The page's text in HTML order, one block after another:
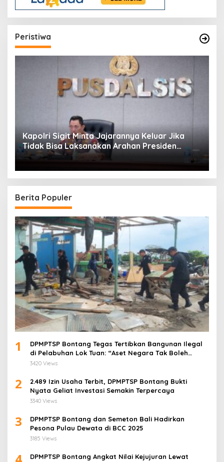
Peristiwa
Kapolri Sigit Minta Jajarannya Keluar Jika
Tidak Bisa Laksanakan Arahan Presiden
Jokowi
Berita Populer
1
DPMPTSP Bontang Tegas Tertibkan Bangunan Ilegal
di Pelabuhan Lok Tuan: “Aset Negara Tak Boleh
Dikuasai!”
3420 Views
2
2.489 Izin Usaha Terbit, DPMPTSP Bontang Bukti
Nyata Geliat Investasi Semakin Terpercaya
3340 Views
3
DPMPTSP Bontang dan Semeton Bali Hadirkan
Pesona Pulau Dewata di BCC 2025
3185 Views
DPMPTSP Bontang Angkat Nilai Kejujuran Lewat